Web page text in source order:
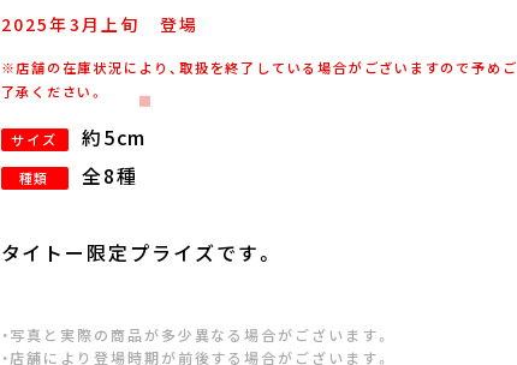
2025年3月上旬 登場
※店舗の在庫状況により、取扱を終了している場合がございますので予めご
了承ください。
サイズ 約5cm
種類 全8種
タイトー限定プライズです。
・写真と実際の商品が多少異なる場合がございます。
・店舗により登場時期が前後する場合がございます。